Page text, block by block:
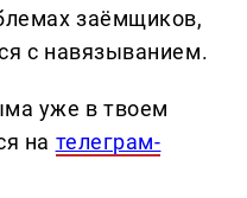
заёмщиков,
с навязыванием.
уже в твоем
на телеграм-